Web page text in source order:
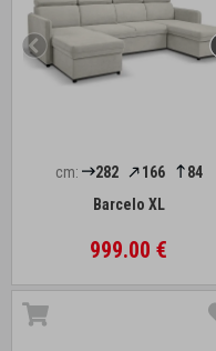
cm: 282 166
84
Barcelo XL
999.00 €